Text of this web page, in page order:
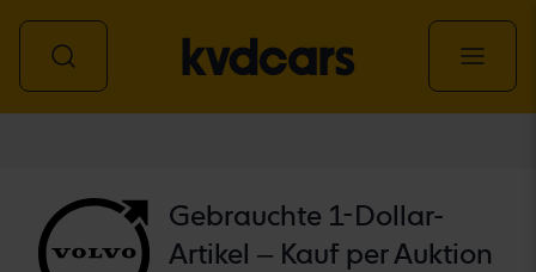
Gebrauchte 1-Dollar-
Artikel – Kauf per Auktion